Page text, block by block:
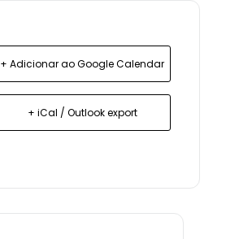
+ Adicionar ao Google Calendar
+ iCal / Outlook export